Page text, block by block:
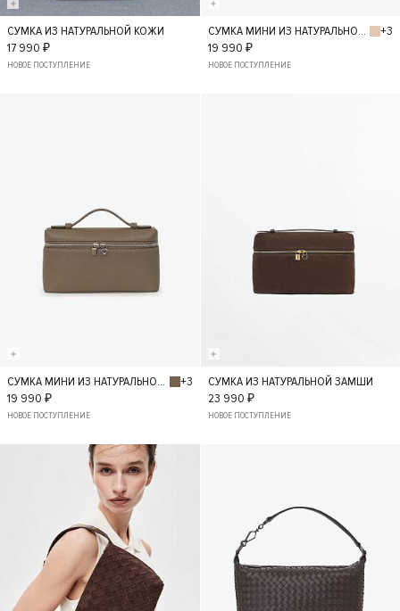
S
СУМКА ИЗ НАТУРАЛЬНОЙ КОЖИ
17 990 ₽
НОВОЕ ПОСТУПЛЕНИЕ
S
СУМКА МИНИ ИЗ НАТУРАЛЬНОЙ КОЖИ
+3
19 990 ₽
НОВОЕ ПОСТУПЛЕНИЕ
S
СУМКА МИНИ ИЗ НАТУРАЛЬНОЙ КОЖИ
+3
19 990 ₽
НОВОЕ ПОСТУПЛЕНИЕ
S
СУМКА ИЗ НАТУРАЛЬНОЙ ЗАМШИ
23 990 ₽
НОВОЕ ПОСТУПЛЕНИЕ